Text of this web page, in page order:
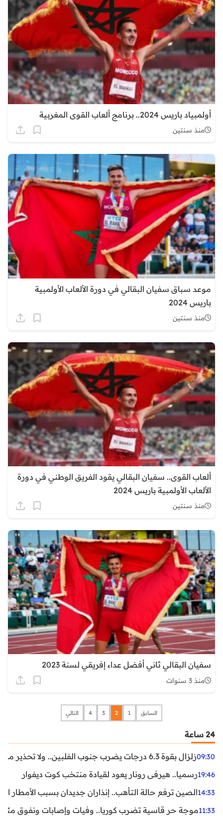
أولمبياد باريس 2024.. برنامج ألعاب القوى المغربية
منذ سنتين
موعد سباق سفيان البقالي في دورة الألعاب الأولمبية
باريس 2024
منذ سنتين
ألعاب القوى.. سفيان البقالي يقود الفريق الوطني في دورة
الألعاب الأولمبية باريس 2024
منذ سنتين
سفيان البقالي ثاني أفضل عداء إفريقي لسنة 2023
منذ 3 سنوات
السابق 1
2
3
4 التالي
24 ساعة
09:30زلزال بقوة 6.3 درجات يضرب جنوب الفلبين.. ولا تحذير من تسونامي حتى الآن
19:46رسميا.. هيرفي رونار يعود لقيادة منتخب كوت ديفوار
14:33الصين ترفع حالة التأهب.. إنذاران جديدان بسبب الأمطار
11:33موجة حر قاسية تضرب كوريا.. وفيات وإصابات ونفوق مئات